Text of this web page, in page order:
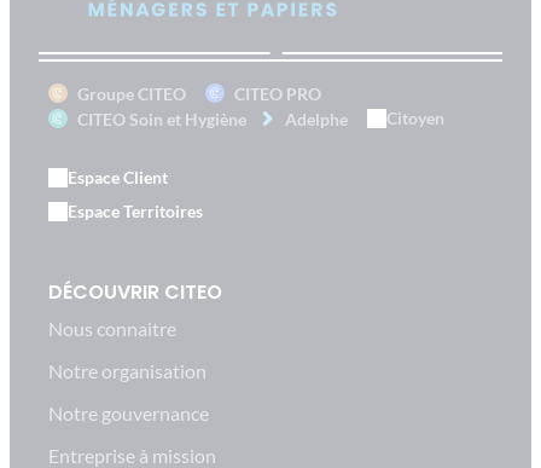
Groupe CITEO
CITEO PRO
CITEO Soin et Hygiène
Adelphe Citoyen
Espace Client
Espace Territoires
DÉCOUVRIR CITEO
Nous connaitre
Notre organisation
Notre gouvernance
Entreprise à mission